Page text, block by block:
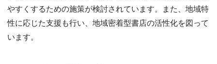
やすくするための施策が検討されています。また、地域特
性に応じた支援も行い、地域密着型書店の活性化を図って
います。